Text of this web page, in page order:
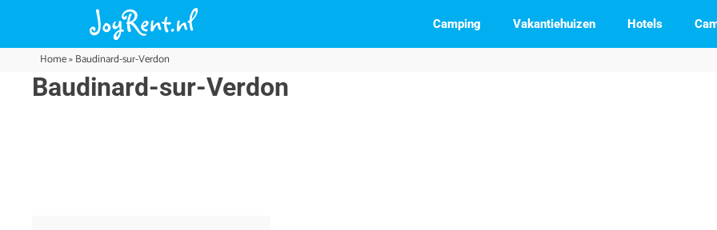
Camping Vakantiehuizen Hotels
Home»Baudinard-sur-Verdon
Baudinard-sur-Verdon